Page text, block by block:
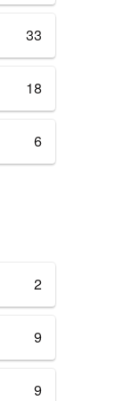
33
18
6
2
9
9